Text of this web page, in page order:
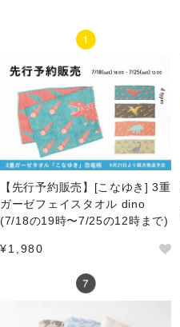
【先行予約販売】[こなゆき] 3重
ガーゼフェイスタオル dino
(7/18の19時〜7/25の12時まで)
¥1,980